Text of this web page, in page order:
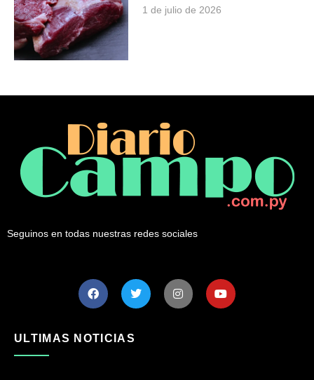
1 de julio de 2026
Seguinos en todas nuestras redes sociales
ULTIMAS NOTICIAS